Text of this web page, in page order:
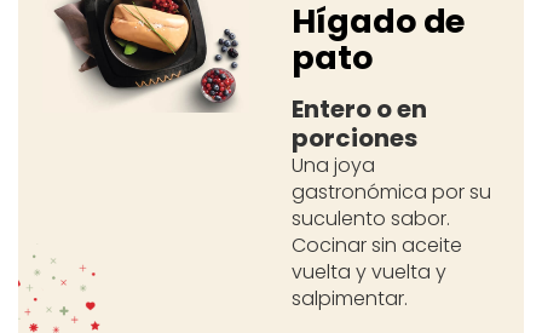
Hígado de
pato
Entero o en
porciones
Una joya
gastronómica por su
suculento sabor.
Cocinar sin aceite
vuelta y vuelta y
salpimentar.